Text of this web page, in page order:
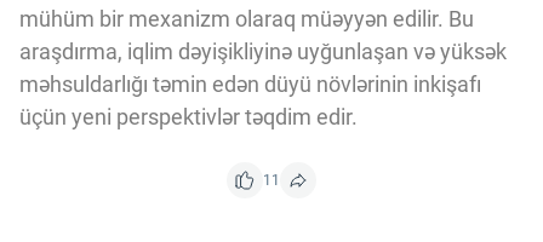
mühüm bir mexanizm olaraq müəyyən edilir. Bu
araşdırma, iqlim dəyişikliyinə uyğunlaşan və yüksək
məhsuldarlığı təmin edən düyü növlərinin inkişafı
üçün yeni perspektivlər təqdim edir.
11